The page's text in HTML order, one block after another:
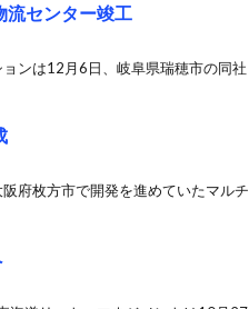
流センター竣工
ンは12月6日、岐阜県瑞穂市の同社
府枚方市で開発を進めていたマルチ